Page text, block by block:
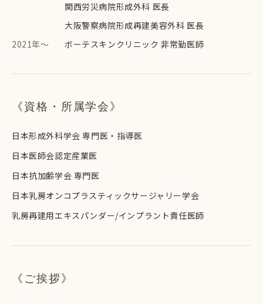
関西労災病院形成外科 医長
大阪警察病院形成再建美容外科 医長
2021年～
ボーテスキンクリニック 非常勤医師
《資格・所属学会》
日本形成外科学会 専門医・指導医
日本医師会認定産業医
日本抗加齢学会 専門医
日本乳房オンコプラスティックサージャリー学会
乳房再建用エキスパンダー/インプラント責任医師
《ご挨拶》